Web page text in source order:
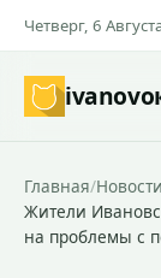
Четверг, 6
ivanovo
Главная/Новости
Жители
на проблемы с